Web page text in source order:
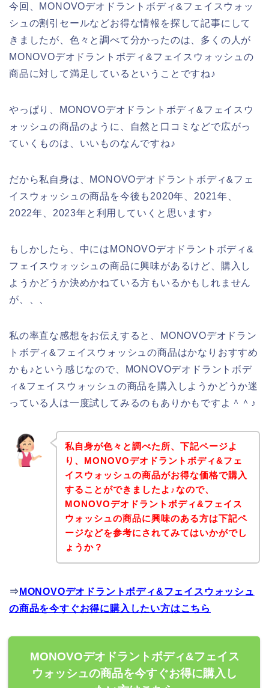
今回、MONOVOデオドラントボディ&フェイスウォッ
シュの割引セールなどお得な情報を探して記事にして
きましたが、色々と調べて分かったのは、多くの人が
MONOVOデオドラントボディ&フェイスウォッシュの
商品に対して満足しているということですね♪
やっぱり、MONOVOデオドラントボディ&フェイスウ
ォッシュの商品のように、自然と口コミなどで広がっ
ていくものは、いいものなんですね♪
だから私自身は、MONOVOデオドラントボディ&フェ
イスウォッシュの商品を今後も2020年、2021年、
2022年、2023年と利用していくと思います♪
もしかしたら、中にはMONOVOデオドラントボディ&
フェイスウォッシュの商品に興味があるけど、購入し
ようかどうか決めかねている方もいるかもしれません
が、、、
私の率直な感想をお伝えすると、MONOVOデオドラン
トボディ&フェイスウォッシュの商品はかなりおすすめ
かも♪という感じなので、MONOVOデオドラントボデ
ィ&フェイスウォッシュの商品を購入しようかどうか迷
っている人は一度試してみるのもありかもですよ＾＾♪
私自身が色々と調べた所、下記ページよ
り、MONOVOデオドラントボディ&フェ
イスウォッシュの商品がお得な価格で購入
することができましたよ♪なので、
MONOVOデオドラントボディ&フェイス
ウォッシュの商品に興味のある方は下記ペ
ージなどを参考にされてみてはいかがでし
ょうか？
⇒ MONOVOデオドラントボディ&フェイスウォッシュ
の商品を今すぐお得に購入したい方はこちら
MONOVOデオドラントボディ&フェイス
ウォッシュの商品を今すぐお得に購入し